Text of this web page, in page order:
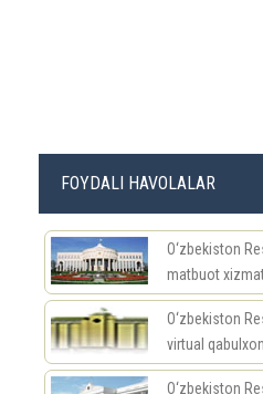
FOYDALI HAVOLALAR
O‘zbekiston
matbuot
O‘zbekiston
virtual
O‘zbekiston